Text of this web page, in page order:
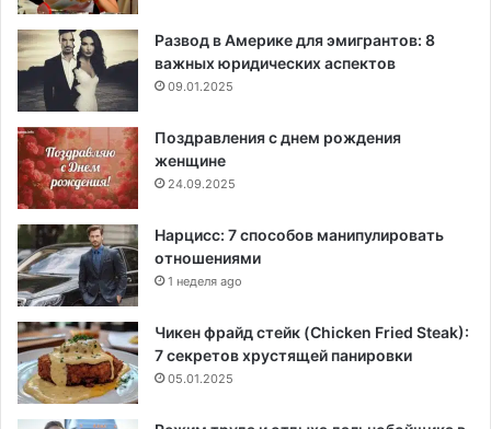
Развод в Америке для эмигрантов: 8
важных юридических аспектов
09.01.2025
Поздравления с днем рождения
женщине
24.09.2025
Нарцисс: 7 способов манипулировать
отношениями
1 неделя ago
Чикен фрайд стейк (Chicken Fried Steak):
7 секретов хрустящей панировки
05.01.2025